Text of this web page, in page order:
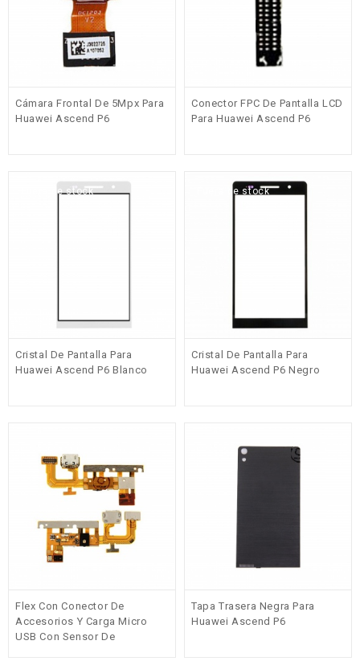
Cámara Frontal De 5Mpx Para
Huawei Ascend P6
Conector FPC De Pantalla LCD
Para Huawei Ascend P6
Fuera de stock
Cristal De Pantalla Para
Huawei Ascend P6 Blanco
Fuera de stock
Cristal De Pantalla Para
Huawei Ascend P6 Negro
Flex Con Conector De
Accesorios Y Carga Micro
USB Con Sensor De
Tapa Trasera Negra Para
Huawei Ascend P6